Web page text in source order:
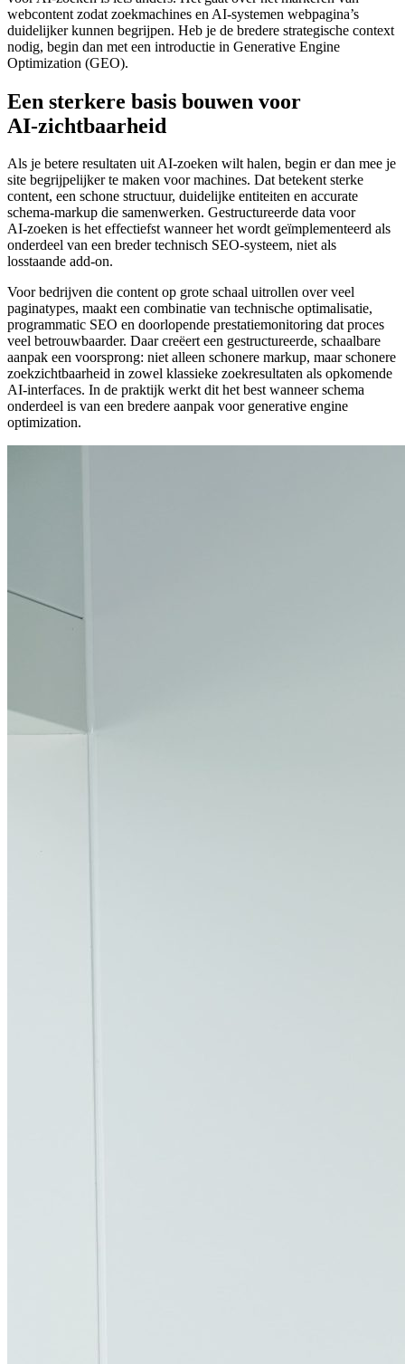
webcontent zodat zoekmachines en AI‑systemen webpagina’s
duidelijker kunnen begrijpen. Heb je de bredere strategische context
nodig, begin dan met een introductie in Generative Engine
Optimization (GEO).
Een sterkere basis bouwen voor
AI‑zichtbaarheid
Als je betere resultaten uit AI‑zoeken wilt halen, begin er dan mee je
site begrijpelijker te maken voor machines. Dat betekent sterke
content, een schone structuur, duidelijke entiteiten en accurate
schema‑markup die samenwerken. Gestructureerde data voor
AI‑zoeken is het effectiefst wanneer het wordt geïmplementeerd als
onderdeel van een breder technisch SEO‑systeem, niet als
losstaande add‑on.
Voor bedrijven die content op grote schaal uitrollen over veel
paginatypes, maakt een combinatie van technische optimalisatie,
programmatic SEO en doorlopende prestatiemonitoring dat proces
veel betrouwbaarder. Daar creëert een gestructureerde, schaalbare
aanpak een voorsprong: niet alleen schonere markup, maar schonere
zoekzichtbaarheid in zowel klassieke zoekresultaten als opkomende
AI‑interfaces. In de praktijk werkt dit het best wanneer schema
onderdeel is van een bredere aanpak voor generative engine
optimization.